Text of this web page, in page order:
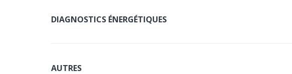
DIAGNOSTICS ÉNERGÉTIQUES
AUTRES